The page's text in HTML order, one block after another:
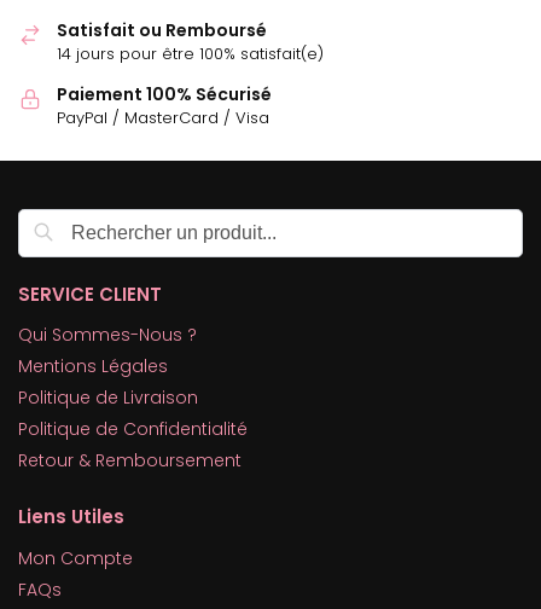
Satisfait ou Remboursé
14 jours pour être 100% satisfait(e)
Paiement 100% Sécurisé
PayPal / MasterCard / Visa
SERVICE CLIENT
Qui Sommes-Nous ?
Mentions Légales
Politique de Livraison
Politique de Confidentialité
Retour & Remboursement
Liens Utiles
Mon Compte
FAQs